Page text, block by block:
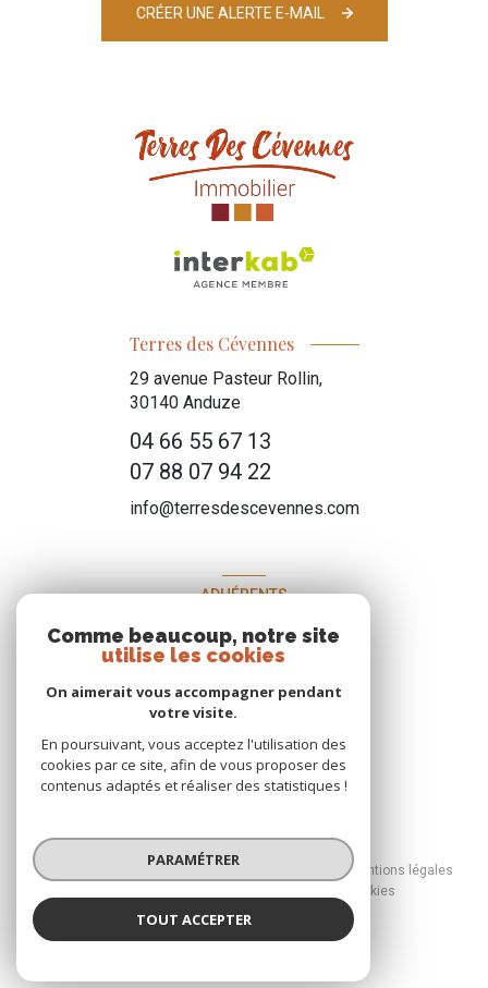
CRÉER UNE ALERTE E-MAIL
Terres des Cévennes
29 avenue Pasteur Rollin,
30140 Anduze
04 66 55 67 13
07 88 07 94 22
info@terresdescevennes.com
ADHÉRENTS
Nous adhérons
© 2026 | Tous droits réservés
Mentions légales
Cookies
Comme beaucoup, notre site
utilise les cookies
On aimerait vous accompagner pendant
votre visite.
En poursuivant, vous acceptez l'utilisation des
cookies par ce site, afin de vous proposer des
contenus adaptés et réaliser des statistiques !
PARAMÉTRER
TOUT ACCEPTER